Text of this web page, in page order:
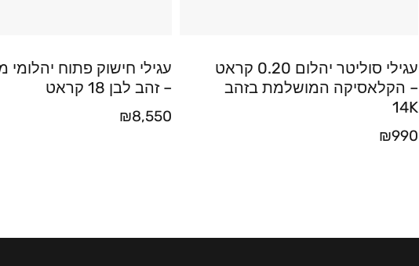
עגילי סוליטר יהלום 0.20 קראט
– הקלאסיקה המושלמת בזהב
14K
₪990
עגילי חישוק פתוח
– זהב לבן 18 קראט
₪8,550